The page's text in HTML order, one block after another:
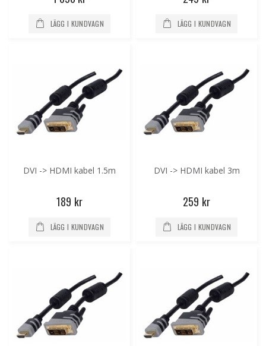
LÄGG I KUNDVAGN LÄGG I KUNDVAGN
DVI -> HDMI kabel 1.5m
189 kr
LÄGG I KUNDVAGN
DVI -> HDMI kabel 3m
259 kr
LÄGG I KUNDVAGN